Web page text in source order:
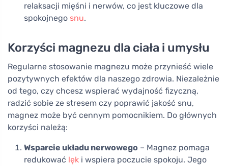
relaksacji mięśni i nerwów, co jest kluczowe dla
spokojnego snu.
Korzyści magnezu dla ciała i umysłu
Regularne stosowanie magnezu może przynieść wiele
pozytywnych efektów dla naszego zdrowia. Niezależnie
od tego, czy chcesz wspierać wydajność fizyczną,
radzić sobie ze stresem czy poprawić jakość snu,
magnez może być cennym pomocnikiem. Do głównych
korzyści należą:
Wsparcie układu nerwowego – Magnez pomaga
redukować lęk i wspiera poczucie spokoju. Jego